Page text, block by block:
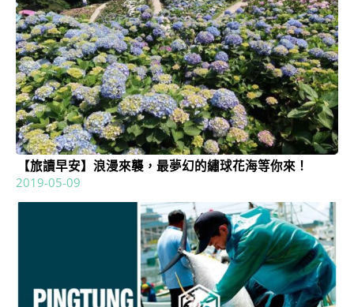
【旅讀早安】浪漫來襲，最夢幻的繡球花海等你來！
2019-05-09